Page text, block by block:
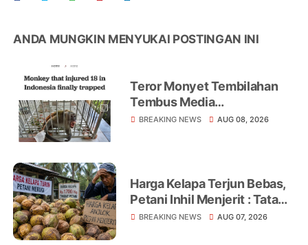
ANDA MUNGKIN MENYUKAI POSTINGAN INI
Teror Monyet Tembilahan
Tembus Media
Internasional, AFP Soroti 18
BREAKING NEWS AUG 08, 2026
Harga Kelapa Terjun Bebas,
Petani Inhil Menjerit : Tata
Niaga, Monopoli hingga
BREAKING NEWS AUG 07, 2026